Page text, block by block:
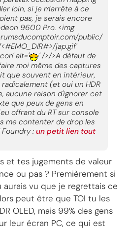
loin, si je m'arrête à ce
pas, je serais encore
9600 Pro. <img
public/
jap.gif'
alt='
' />/>A défaut de
moi même des captures
que souvent en intérieur,
(et oui un HDR
aucune raison d'ignorer cet
que peux de gens en
offrant du RT sur console
me contenter de drop les
:un petit lien tout
et tes jugements de valeur
ou pas ? Premièrement si
vu que je regrettais ce
peut être que TOI tu les
OLED, mais 99% des gens
leur écran PC, ce qui est